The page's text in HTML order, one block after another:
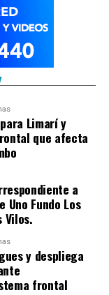
Limarí y
que afecta
a
Uno Fundo Los
Vilos.
y despliega
frontal